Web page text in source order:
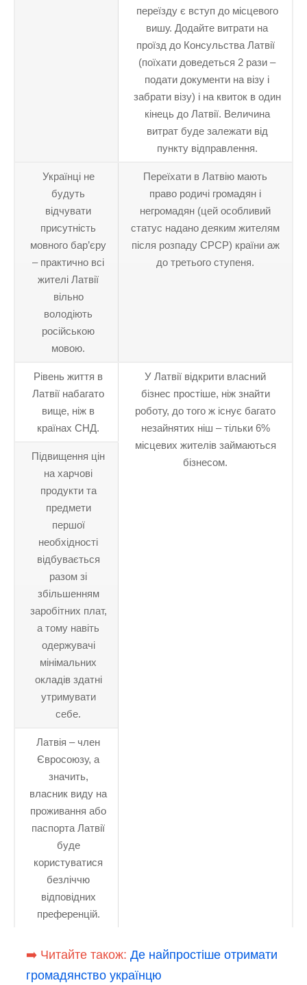
переїзду є вступ до місцевого
вишу. Додайте витрати на
проїзд до Консульства Латвії
(поїхати доведеться 2 рази –
подати документи на візу і
забрати візу) і на квиток в один
кінець до Латвії. Величина
витрат буде залежати від
пункту відправлення.
Українці не
будуть
відчувати
присутність
мовного бар’єру
– практично всі
жителі Латвії
вільно
володіють
російською
мовою.
Переїхати в Латвію мають
право родичі громадян і
негромадян (цей особливий
статус надано деяким жителям
після розпаду СРСР) країни аж
до третього ступеня.
Рівень життя в
Латвії набагато
вище, ніж в
країнах СНД.
У Латвії відкрити власний
бізнес простіше, ніж знайти
роботу, до того ж існує багато
незайнятих ніш – тільки 6%
місцевих жителів займаються
бізнесом.
Підвищення цін
на харчові
продукти та
предмети
першої
необхідності
відбувається
разом зі
збільшенням
заробітних плат,
а тому навіть
одержувачі
мінімальних
окладів здатні
утримувати
себе.
Латвія – член
Євросоюзу, а
значить,
власник виду на
проживання або
паспорта Латвії
буде
користуватися
безліччю
відповідних
преференцій.
➡️ Читайте також: Де найпростіше отримати
громадянство українцю